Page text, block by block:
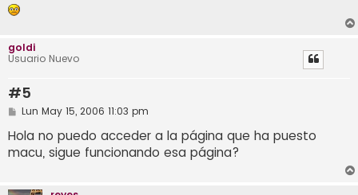
goldi
Usuario Nuevo
#5
M
n
s
a
Lun May 15, 2006 11:03 pm
Hola no puedo acceder a la página que ha puesto
macu, sigue funcionando esa página?